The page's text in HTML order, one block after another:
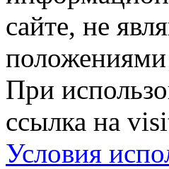
сайте, не
положениями
При
ссылка на
Условия